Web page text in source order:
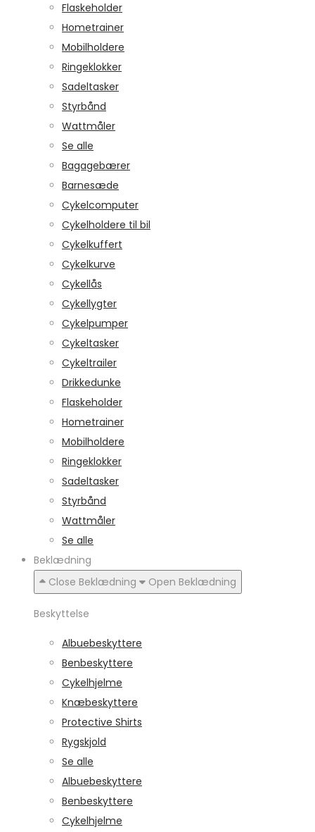
Flaskeholder
Hometrainer
Mobilholdere
Ringeklokker
Sadeltasker
Styrbånd
Wattmåler
Se alle
Bagagebærer
Barnesæde
Cykelcomputer
Cykelholdere til bil
Cykelkuffert
Cykelkurve
Cykellås
Cykellygter
Cykelpumper
Cykeltasker
Cykeltrailer
Drikkedunke
Flaskeholder
Hometrainer
Mobilholdere
Ringeklokker
Sadeltasker
Styrbånd
Wattmåler
Se alle
Beklædning
Close Beklædning
Open Beklædning
Beskyttelse
Albuebeskyttere
Benbeskyttere
Cykelhjelme
Knæbeskyttere
Protective Shirts
Rygskjold
Se alle
Albuebeskyttere
Benbeskyttere
Cykelhjelme